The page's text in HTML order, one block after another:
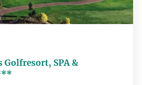
Golfresort, SPA &